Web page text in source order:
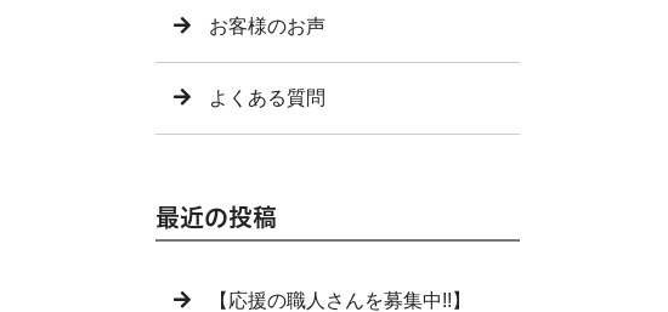
お客様のお声
よくある質問
最近の投稿
【応援の職人さんを募集中!!】